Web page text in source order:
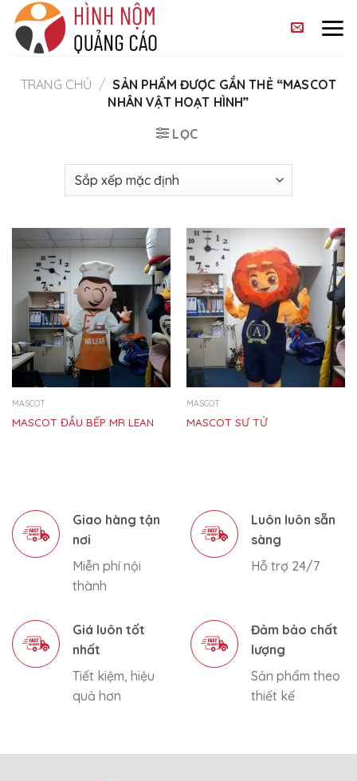
Skip
content
TRANG CHỦ / SẢN PHẨM ĐƯỢC GẮN THẺ “MASCOT
NHÂN VẬT HOẠT HÌNH”
LỌC
MASCOT
MASCOT ĐẦU BẾP MR LEAN
MASCOT
MASCOT SƯ TỬ
Giao hàng tận
nơi
Miễn phí nội
thành
Luôn luôn sẵn
sàng
Hỗ trợ 24/7
Giá luôn tốt
nhất
Tiết kiệm, hiệu
quả hơn
Đảm bảo chất
lượng
Sản phẩm theo
thiết kế